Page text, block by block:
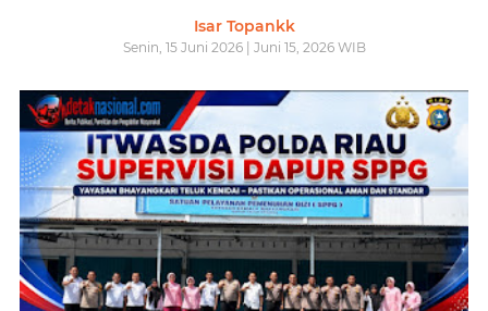
Isar Topankk
Senin, 15 Juni 2026 | Juni 15, 2026 WIB